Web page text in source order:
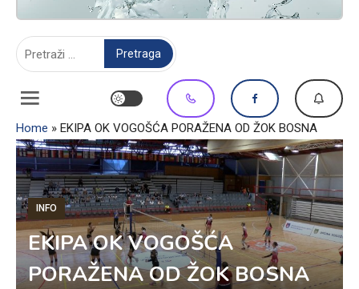
Home » EKIPA OK VOGOŠĆA PORAŽENA OD ŽOK BOSNA
INFO
EKIPA OK VOGOŠĆA
PORAŽENA OD ŽOK BOSNA